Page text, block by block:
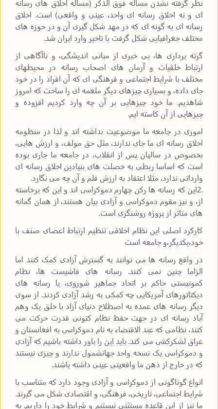
نظر گرفته نشدن مساله فوق الذکر (مساله اخلاق های رسانه
ای و نه اخلاق رسانه ای واحد، عینی و واقعی) است. اخلاق
رسانه ای به گونه ای که در مهد شکل گیری آن و در حوزه های
مختلف جغرافیایی شکل گرفت با تاخیر وارد ایران شد.
گرته برداری ها، بی خبری از مبانی اندیشگی، و ناآگاهی از
ارتباط خلقیات و آرمان های اصحاب رسانه در محیطهای
مختلف با شرایط اجتماعی و فرهنگی ای که آن افراد را در خود
جای داده، و بسیاری چیزهای دیگر ملغمه ای را ساخت که امروز
شاهدیم. ما خود چیزهایی بر آن چه وارد کردیم افزوده و
چیزهایی از آن کاسته ایم.
اموری در جامعه ما موضوعیت نداشته اند و لذا در منظومه
اخلاق رسانه ای ما جای ندارند، مثل حق مولف، و ارزش هایی،
بخصوص در سالیان پس از انقلاب، در جامعه ما جاری بوده
است که اساسا ربطی به خصلت های بنیادین اخلاق رسانه ای
وارداتی ندارد، مثلا اعتقاد به ارزش قلم و آن چه می نگارد.
2.این که رسانه ها رکن چهارم دموکراسی اند و این که برخاسته
از، و نیز مقوم دموکراسی و آزادی بیان هستند، از همان گمانه
های متاثر از پروژه روشنگری است.
کارکرد اصلی این نظام اخلاقی تنظیم ارتباط اعضای صنف با
خود،یکدیگر،و جامعه است
در واقع رسانه ها می توانند به گسترش آزادی کمک کنند اما
الزاما چنین نمی کنند. رسانه های فاشیست ها، نظام
کمونیستی حاکم بر اتحاد جماهیر شوروی، یا رسانه های
دیکتاتورهای آمریکایی چه کمکی به رشد آزادی کردند. از سوی
دیگر رسانه های عمده به اصطلاح دنیای آزاد با خلق یک وهم
آباد رسانه ای در جهت حفظ نظام کنونی قدرت حرکت می
کنند، نظامی که عند الاقتضاء به نام دموکراسی به افغانستان و
عراق لشکرکشی می کند. باید این را باور داشته باشیم که آزادی
و دموکراسی یک نسخه واحد جهانشمول ندارند و چیزی نیستند
که در خارج از ذهن ما واقعیتی عینی داشته باشند.
انواع گوناگونی از دموکراسی و آزادی وجود دارد که متناسب با
شرایط اجتماعی، تاریخی، فرهنگی، و اقتصادی شکل می گیرند.
ما نیز از این قاعده مستثنی نیستیم و شرایط خود را داریم. به